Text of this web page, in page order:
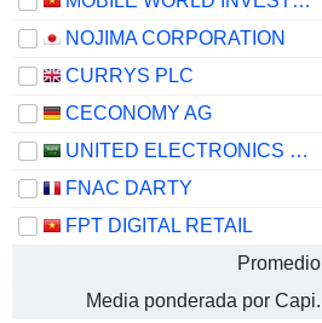
NOJIMA CORPORATION
CURRYS PLC
CECONOMY AG
UNITED ELECTRONICS COMPANY
FNAC DARTY
FPT DIGITAL RETAIL
Promedio
Media ponderada por Capi.